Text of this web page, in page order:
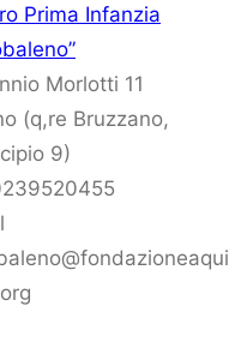
Prima Infanzia
Morlotti 11
(q,re Bruzzano,
9)